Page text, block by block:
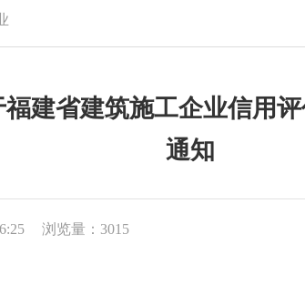
建省建筑施工企业信用
通知
浏览量：3015